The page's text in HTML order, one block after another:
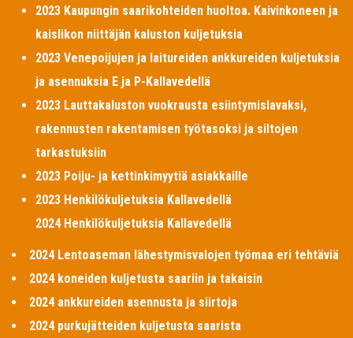
2023 Kaupungin saarikohteiden huoltoa. Kaivinkoneen ja
kaislikon niittäjän kaluston kuljetuksia
2023 Venepoijujen ja laitureiden ankkureiden kuljetuksia
ja asennuksia E ja P-Kallavedellä
2023 Lauttakaluston vuokrausta esiintymislavaksi,
rakennusten rakentamisen työtasoksi ja siltojen
tarkastuksiin
2023 Poiju- ja kettinkimyytiä asiakkaille
2023 Henkilökuljetuksia Kallavedellä
2024 Henkilökuljetuksia Kallavedellä
2024 Lentoaseman lähestymisvalojen työmaa eri tehtäviä
2024 koneiden kuljetusta saariin ja takaisin
2024 ankkureiden asennusta ja siirtoja
2024 purkujätteiden kuljetusta saarista